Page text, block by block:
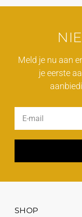
Meld je nu aan
je eerste
SHOP